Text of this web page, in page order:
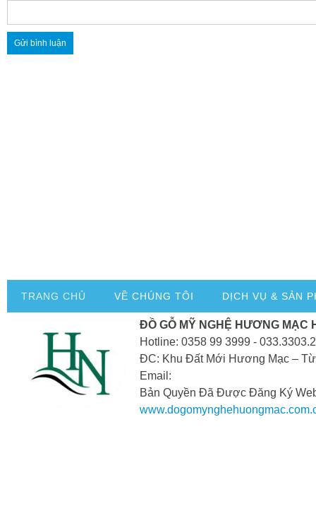
TRANG CHỦ VỀ CHÚNG TÔI DỊCH VỤ & SẢN
ĐỒ GỖ MỸ NGHỆ HƯƠNG MẠC
Hotline: 0358 99 3999 -
ĐC: Khu Đất Mới Hương Mạc –
Email:
Bản Quyền Đã Được Đăng Ký